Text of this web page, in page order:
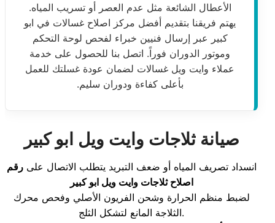
الأعطال الشائعة مثل عدم العصر أو تسريب المياه.
يهتم فريقنا بتقديم أفضل مركز اصلاح غسالات في ابو
كبير عبر إرسال فنيين خبراء لفحص لوحة التحكم
وموتور الدوران فوراً. اتصل بنا للحصول على خدمة
عملاء وايت ويل غسالات لضمان عودة غسلتك للعمل
بأعلى كفاءة ودوران سليم.
صيانة ثلاجات وايت ويل ابو كبير
انسداد تصريف المياه أو ضعف التبريد يتطلب الاتصال علىرقم
اصلاح ثلاجات وايت ويل ابو كبير
لضبط منظم الحرارة وشحن الفريون الأصلي وفحص محرك
الثلاجة المانع لتشكل الثلج.